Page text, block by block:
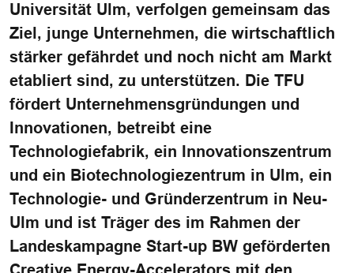
Universität Ulm, verfolgen gemeinsam das
Ziel, junge Unternehmen, die wirtschaftlich
stärker gefährdet und noch nicht am Markt
etabliert sind, zu unterstützen. Die TFU
fördert Unternehmensgründungen und
Innovationen, betreibt eine
Technologiefabrik, ein Innovationszentrum
und ein Biotechnologiezentrum in Ulm, ein
Technologie- und Gründerzentrum in Neu-
Ulm und ist Träger des im Rahmen der
Landeskampagne Start-up BW geförderten